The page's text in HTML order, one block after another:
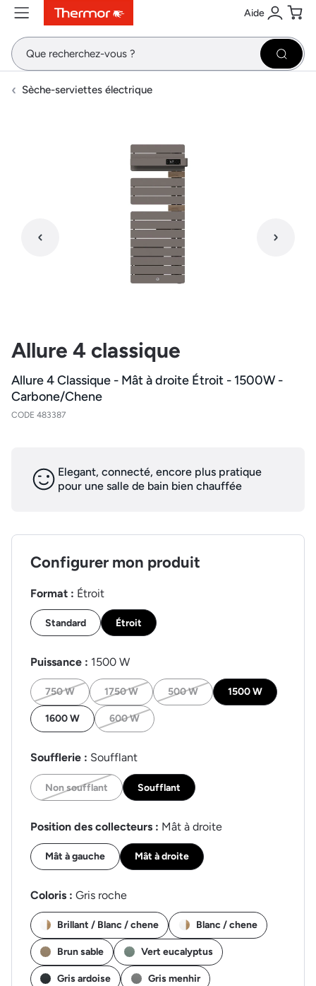
ContenuMenuRecherche Aide
Se
Sèche-serviettes électrique
Allure 4 classique
Allure 4 Classique - Mât à droite Étroit - 1500W -
Carbone/Chene
CODE 483387
Elegant, connecté, encore plus pratique
pour une salle de bain bien chauffée
Configurer mon produit
Format : Étroit
Standard Étroit
Puissance : 1500 W
750 W 1750 W 500 W 1500 W
1600 W 600 W
Soufflerie : Soufflant
Non soufflant Soufflant
Position des collecteurs : Mât à droite
Mât à gauche Mât à droite
Coloris : Gris roche
Brillant / Blanc / chene Blanc / chene
Brun sable Vert eucalyptus
Gris ardoise Gris menhir